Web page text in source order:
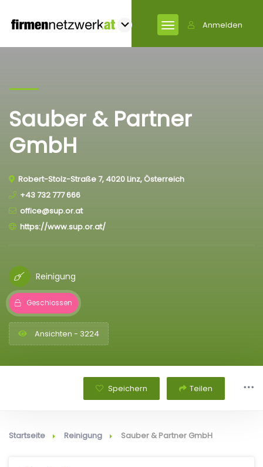
Anmelden
Sauber & Partner
GmbH
Robert-Stolz-Straße 7, 4020 Linz, Österreich
+43 732 777 666
office@sup.or.at
https://www.sup.or.at/
Reinigung
Geschlossen
Ansichten - 3224
Speichern Teilen
Startseite Reinigung Sauber & Partner GmbH